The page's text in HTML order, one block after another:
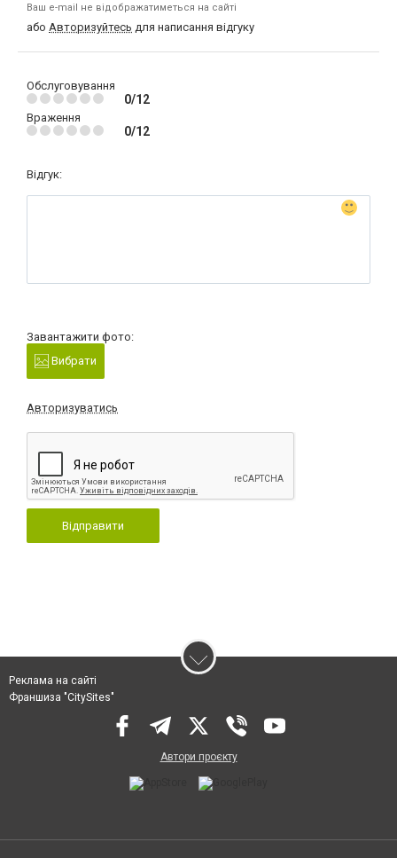
Ваш e-mail не відображатиметься на сайті
або Авторизуйтесь для написання відгуку
Обслуговування
0/12
Враження
0/12
Відгук:
Завантажити фото:
Вибрати
Авторизуватись
Відправити
Реклама на сайті
Франшиза "CitySites"
Автори проєкту